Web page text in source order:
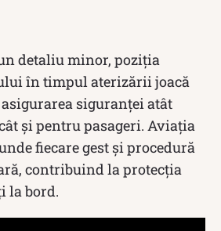
detaliu minor, poziția
în timpul aterizării joacă
siguranței atât
și pentru pasageri. Aviația
fiecare gest și procedură
contribuind la protecția
la bord.